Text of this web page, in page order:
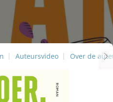
Auteursvideo Over de